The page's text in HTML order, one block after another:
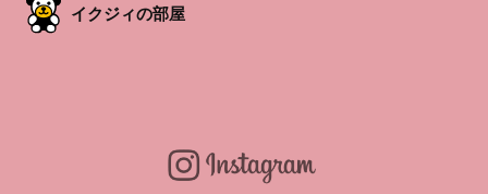
イクジィの部屋
暑い日も涼しい室内で楽しく親子で思い切り体を動かしま